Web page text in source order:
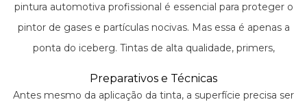
pintura automotiva profissional é essencial para proteger o
pintor de gases e partículas nocivas. Mas essa é apenas a
ponta do iceberg. Tintas de alta qualidade, primers,
duradoura e resistente.
Preparativos e Técnicas
Antes mesmo da aplicação da tinta, a superfície precisa ser